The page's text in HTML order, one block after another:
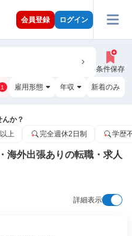
会員登録 ログイン
条件保存
1 雇用形態 年収 新着のみ
か？
上 完全週休2日制 学歴
海外出張ありの転職・求人
詳細表示